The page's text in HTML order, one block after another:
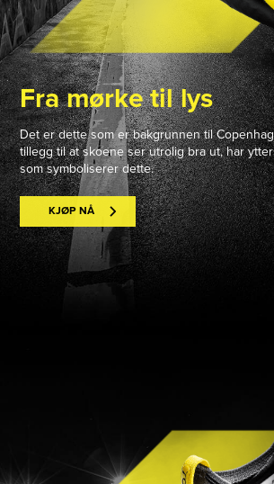
Fra mørke til lys
Det er dette som er bakgrunnen til
tillegg til at skoene ser utrolig bra ut, har
som symboliserer dette.
KJØP NÅ